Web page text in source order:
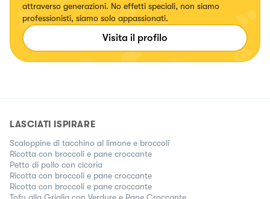
attraverso generazioni. No effetti speciali, non siamo
professionisti, siamo solo appassionati.
Visita il profilo
LASCIATI ISPIRARE
Scaloppine di tacchino al limone e broccoli
Ricotta con broccoli e pane croccante
Petto di pollo con cicoria
Ricotta con broccoli e pane croccante
Ricotta con broccoli e pane croccante
Tofu alla Griglia con Verdure e Pane Croccante